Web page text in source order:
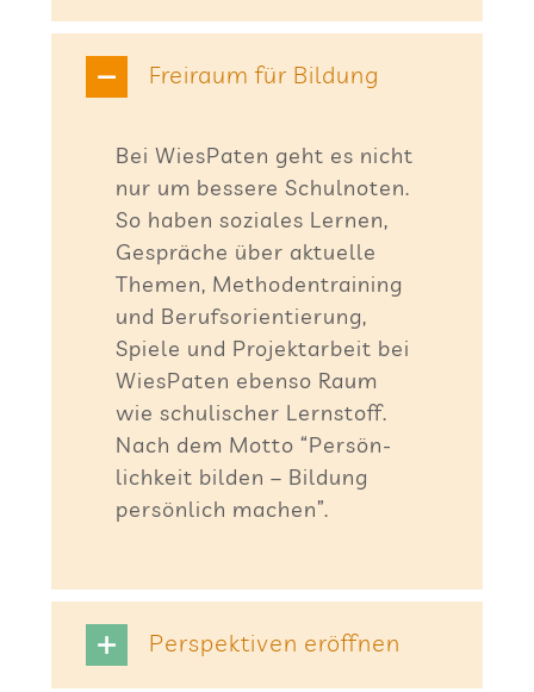
Frei­raum für Bildung
Bei Wie­sPa­ten geht es nicht
nur um bes­sere Schul­no­ten.
So haben sozia­les Ler­nen,
Gesprä­che über aktu­elle
The­men, Metho­den­trai­ning
und Berufs­ori­en­tie­rung,
Spiele und Pro­jekt­ar­beit bei
Wie­sPa­ten ebenso Raum
wie schu­li­scher Lern­stoff.
Nach dem Motto “Per­sön­
lich­keit bil­den – Bil­dung
per­sön­lich machen”.
Per­spek­ti­ven eröffnen